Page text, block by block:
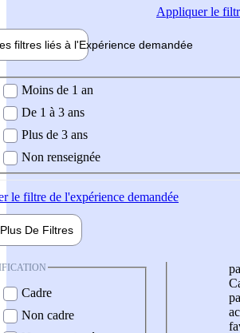
Appliquerle
filtres liés à l'Expérience demandée
demandée
Moins de 1 an
De 1 à 3 ans
Plus de 3 ans
Non renseignée
le filtre de l'expérience demandée
Plus De Filtres
Cadre
Non cadre